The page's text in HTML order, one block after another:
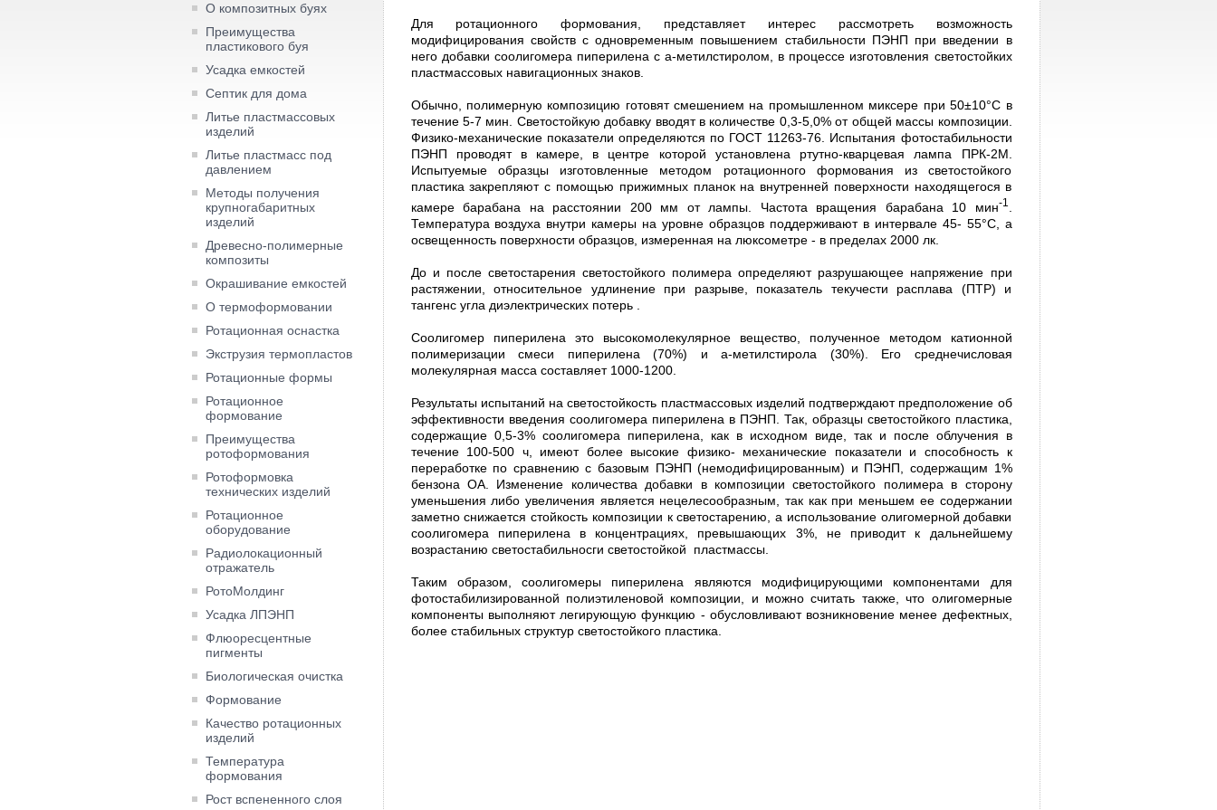
О композитных буях
Преимущества
пластикового буя
Усадка емкостей
Септик для дома
Литье пластмассовых
изделий
Литье пластмасс под
давлением
Методы получения
крупногабаритных
изделий
Древесно-полимерные
композиты
Окрашивание емкостей
О термоформовании
Ротационная оснастка
Экструзия термопластов
Ротационные формы
Ротационное
формование
Преимущества
ротоформования
Ротоформовка
технических изделий
Ротационное
оборудование
Радиолокационный
отражатель
РотоМолдинг
Усадка ЛПЭНП
Флюоресцентные
пигменты
Биологическая очистка
Формование
Качество ротационных
изделий
Температура
формования
Рост вспененного слоя
Для ротационного формования, представляет интерес рассмотреть возможность
модифицирования свойств с одновременным повышением стабильности ПЭНП при введении в
него добавки соолигомера пиперилена с а-метилстиролом, в процессе изготовления светостойких
пластмассовых навигационных знаков.
Обычно, полимерную композицию готовят смешением на промышленном миксере при 50±10°С в
течение 5-7 мин. Светостойкую добавку вводят в количестве 0,3-5,0% от общей массы композиции.
Физико-механические показатели определяются по ГОСТ 11263-76. Испытания фотостабильности
ПЭНП проводят в камере, в центре которой установлена ртутно-кварцевая лампа ПРК-2М.
Испытуемые образцы изготовленные методом ротационного формования из светостойкого
пластика закрепляют с помощью прижимных планок на внутренней поверхности находящегося в
камере барабана на расстоянии 200 мм от лампы. Частота вращения барабана 10 мин-1
Температура воздуха внутри камеры на уровне образцов поддерживают в интервале 45- 55°С, а
освещенность поверхности образцов, измеренная на люксометре - в пределах 2000 лк.
До и после светостарения светостойкого полимера определяют разрушающее напряжение при
растяжении, относительное удлинение при разрыве, показатель текучести расплава (ПТР) и
тангенс угла диэлектрических потерь .
Соолигомер пиперилена это высокомолекулярное вещество, полученное методом катионной
полимеризации смеси пиперилена (70%) и а-метилстирола (30%). Его среднечисловая
молекулярная масса составляет 1000-1200.
Результаты испытаний на светостойкость пластмассовых изделий подтверждают предположение об
эффективности введения соолигомера пиперилена в ПЭНП. Так, образцы светостойкого пластика,
содержащие 0,5-3% соолигомера пиперилена, как в исходном виде, так и после облучения в
течение 100-500 ч, имеют более высокие физико- механические показатели и способность к
переработке по сравнению с базовым ПЭНП (немодифицированным) и ПЭНП, содержащим 1%
бензона ОА. Изменение количества добавки в композиции светостойкого полимера в сторону
уменьшения либо увеличения является нецелесообразным, так как при меньшем ее содержании
заметно снижается стойкость композиции к светостарению, а использование олигомерной добавки
соолигомера пиперилена в концентрациях, превышающих 3%, не приводит к дальнейшему
возрастанию светостабильносги светостойкой пластмассы.
Таким образом, соолигомеры пиперилена являются модифицирующими компонентами для
фотостабилизированной полиэтиленовой композиции, и можно считать также, что олигомерные
компоненты выполняют легирующую функцию - обусловливают возникновение менее дефектных,
более стабильных структур светостойкого пластика.